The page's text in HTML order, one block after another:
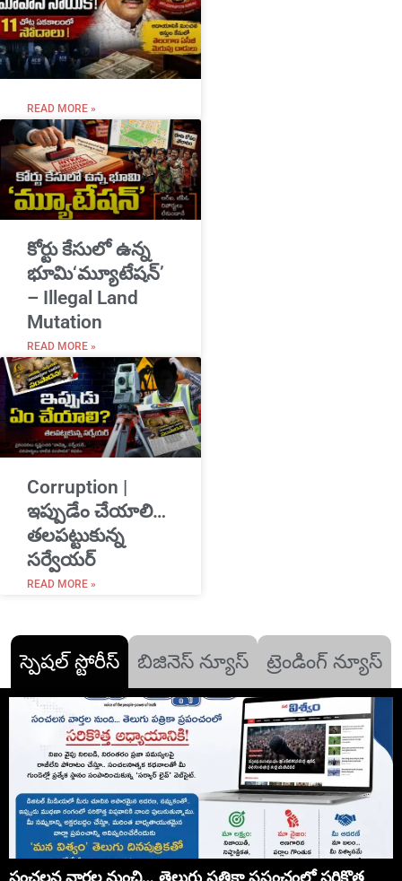
READ MORE »
​కోర్టు కేసులో ఉన్న
భూమి‘మ్యూటేషన్’
– Illegal Land
Mutation
READ MORE »
Corruption |
ఇప్పుడేం చేయాలి…
తలపట్టుకున్న
సర్వేయర్
READ MORE »
స్పెషల్ స్టోరీస్ బిజినెస్ న్యూస్ ట్రెండింగ్ న్యూస్